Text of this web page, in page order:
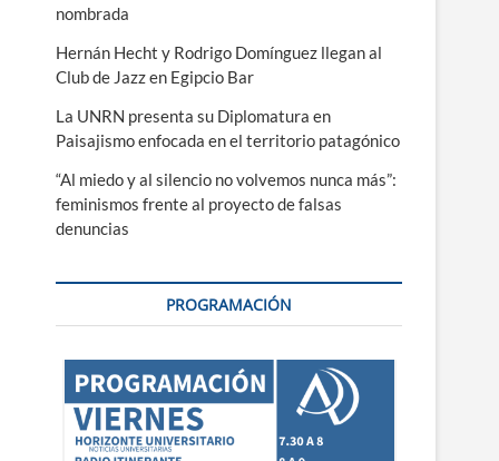
nombrada
Hernán Hecht y Rodrigo Domínguez llegan al
Club de Jazz en Egipcio Bar
La UNRN presenta su Diplomatura en
Paisajismo enfocada en el territorio patagónico
“Al miedo y al silencio no volvemos nunca más”:
feminismos frente al proyecto de falsas
denuncias
PROGRAMACIÓN